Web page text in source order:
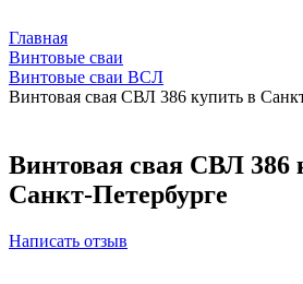
Главная
Винтовые сваи
Винтовые сваи ВСЛ
Винтовая свая СВЛ 386 купить в
Винтовая свая СВЛ 386
Санкт-Петербурге
Написать отзыв